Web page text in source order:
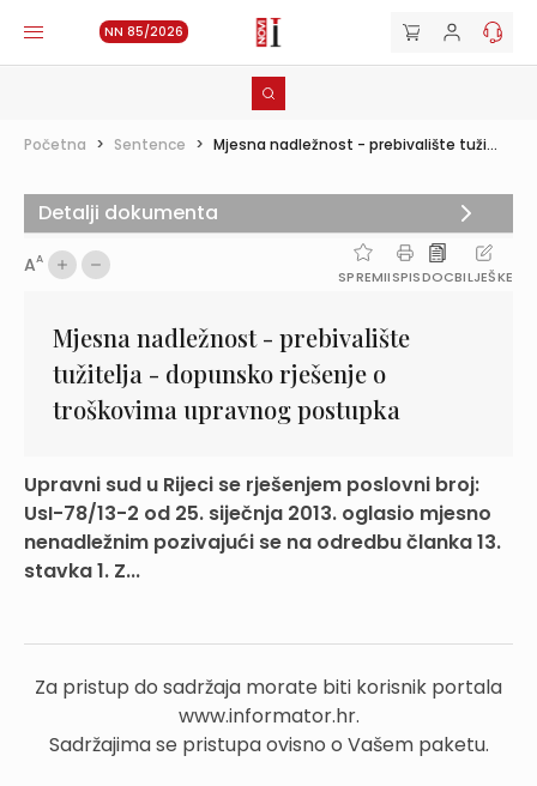
NN 85/2026
Početna > Sentence > Mjesna nadležnost - prebivalište tuži...
AA
SPREMIISPISDOCBILJEŠKE
Mjesna nadležnost - prebivalište
tužitelja - dopunsko rješenje o
troškovima upravnog postupka
Upravni sud u Rijeci se rješenjem poslovni broj:
UsI-78/13-2 od 25. siječnja 2013. oglasio mjesno
nenadležnim pozivajući se na odredbu članka 13.
stavka 1. Z...
Za pristup do sadržaja morate biti korisnik portala
www.informator.hr.
Sadržajima se pristupa ovisno o Vašem paketu.
Detalji dokumenta